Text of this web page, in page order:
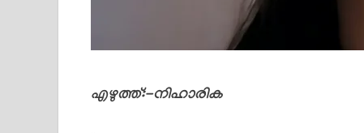
എഴുത്ത്:-നിഹാരിക